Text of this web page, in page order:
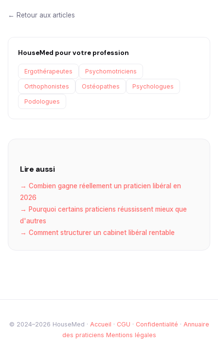
← Retour aux articles
HouseMed pour votre profession
Ergothérapeutes Psychomotriciens
Orthophonistes Ostéopathes Psychologues
Podologues
Lire aussi
→ Combien gagne réellement un praticien libéral en
2026
→ Pourquoi certains praticiens réussissent mieux que
d'autres
→ Comment structurer un cabinet libéral rentable
© 2024–2026 HouseMed · Accueil · CGU · Confidentialité · Annuaire
des praticiens Mentions légales